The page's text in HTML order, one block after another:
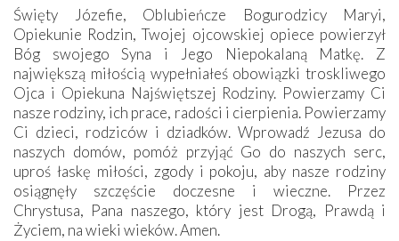
Święty Józefie, Oblubieńcze Bogurodzicy Maryi,
Opiekunie Rodzin, Twojej ojcowskiej opiece powierzył
Bóg swojego Syna i Jego Niepokalaną Matkę. Z
największą miłością wypełniałeś obowiązki troskliwego
Ojca i Opiekuna Najświętszej Rodziny. Powierzamy Ci
nasze rodziny, ich prace, radości i cierpienia. Powierzamy
Ci dzieci, rodziców i dziadków. Wprowadź Jezusa do
naszych domów, pomóż przyjąć Go do naszych serc,
uproś łaskę miłości, zgody i pokoju, aby nasze rodziny
osiągnęły szczęście doczesne i wieczne. Przez
Chrystusa, Pana naszego, który jest Drogą, Prawdą i
Życiem, na wieki wieków. Amen.